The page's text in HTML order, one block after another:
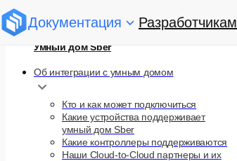
Документация Разработчикам
Умный дом Sber
Об интеграции с умным домом
Кто и как может подключиться
Какие устройства поддерживает
умный дом Sber
Какие контроллеры поддерживаются
Наши Cloud-to-Cloud партнеры и их